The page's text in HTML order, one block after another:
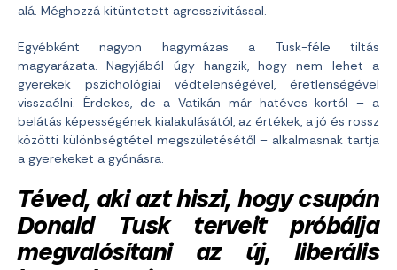
alá. Méghozzá kitüntetett agresszivitással.
Egyébként nagyon hagymázas a Tusk-féle tiltás
magyarázata. Nagyjából úgy hangzik, hogy nem lehet a
gyerekek pszichológiai védtelenségével, éretlenségével
visszaélni. Érdekes, de a Vatikán már hatéves kortól – a
belátás képességének kialakulásától, az értékek, a jó és rossz
közötti különbségtétel megszületésétől – alkalmasnak tartja
a gyerekeket a gyónásra.
Téved, aki azt hiszi, hogy csupán
Donald Tusk terveit próbálja
megvalósítani az új, liberális